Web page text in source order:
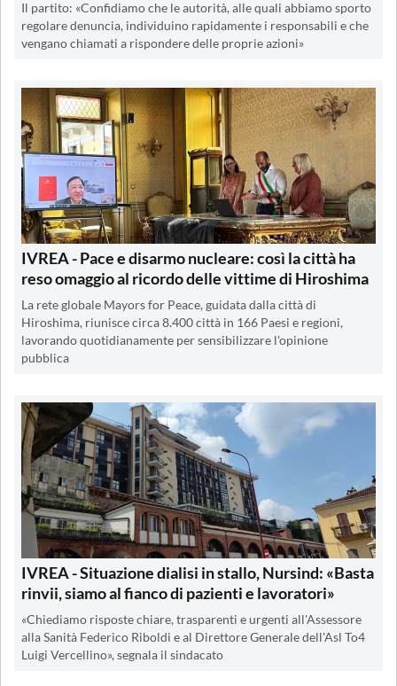
Il partito: «Confidiamo che le autorità, alle quali abbiamo sporto
regolare denuncia, individuino rapidamente i responsabili e che
vengano chiamati a rispondere delle proprie azioni»
IVREA - Pace e disarmo nucleare: così la città ha
reso omaggio al ricordo delle vittime di Hiroshima
La rete globale Mayors for Peace, guidata dalla città di
Hiroshima, riunisce circa 8.400 città in 166 Paesi e regioni,
lavorando quotidianamente per sensibilizzare l'opinione
pubblica
IVREA - Situazione dialisi in stallo, Nursind: «Basta
rinvii, siamo al fianco di pazienti e lavoratori»
«Chiediamo risposte chiare, trasparenti e urgenti all'Assessore
alla Sanità Federico Riboldi e al Direttore Generale dell'Asl To4
Luigi Vercellino», segnala il sindacato